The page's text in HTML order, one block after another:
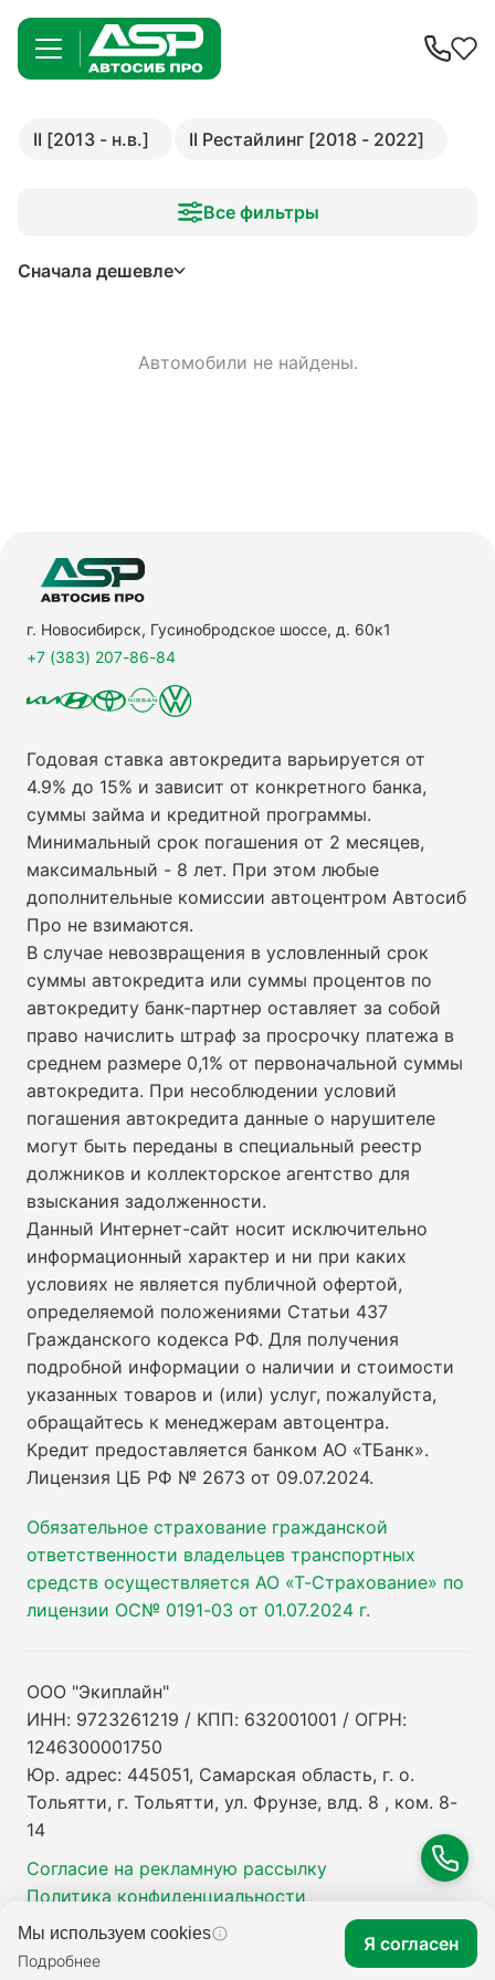
II [2013 - н.в.] II Рестайлинг [2018 - 2022]
Все фильтры
Сначала дешевле
Автомобили не найдены.
г. Новосибирск, Гусинобродское шоссе, д. 60к1
+7 (383) 207-86-84
Годовая ставка автокредита варьируется от
4.9% до 15% и зависит от конкретного банка,
суммы займа и кредитной программы.
Минимальный срок погашения от 2 месяцев,
максимальный - 8 лет. При этом любые
дополнительные комиссии автоцентром Автосиб
Про не взимаются.
В случае невозвращения в условленный срок
суммы автокредита или суммы процентов по
автокредиту банк-партнер оставляет за собой
право начислить штраф за просрочку платежа в
среднем размере 0,1% от первоначальной суммы
автокредита. При несоблюдении условий
погашения автокредита данные о нарушителе
могут быть переданы в специальный реестр
должников и коллекторское агентство для
взыскания задолженности.
Данный Интернет-сайт носит исключительно
информационный характер и ни при каких
условиях не является публичной офертой,
определяемой положениями Статьи 437
Гражданского кодекса РФ. Для получения
подробной информации о наличии и стоимости
указанных товаров и (или) услуг, пожалуйста,
обращайтесь к менеджерам автоцентра.
Кредит предоставляется банком АО «ТБанк».
Лицензия ЦБ РФ № 2673 от 09.07.2024.
Обязательное страхование гражданской
ответственности владельцев транспортных
средств осуществляется АО «Т-Страхование» по
лицензии ОС№ 0191-03 от 01.07.2024 г.
ООО "Экиплайн"
ИНН: 9723261219 / КПП: 632001001 / ОГРН:
1246300001750
Юр. адрес: 445051, Самарская область, г. о.
Тольятти, г. Тольятти, ул. Фрунзе, влд. 8 , ком. 8-
14
Согласие на рекламную рассылку
Политика конфиденциальности
Мы используем cookies
Подробнее
Я согласен